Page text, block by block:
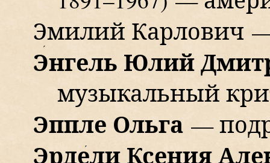
Эмилий Карлович
Энгель Юлий
музыкальный
Эппле Ольга—
Эрдели Ксения